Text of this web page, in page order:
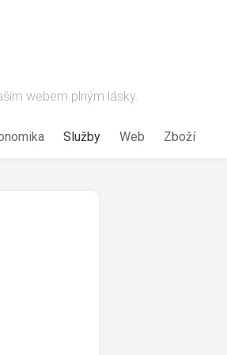
webem plným lásky.
Služby Web Zboží